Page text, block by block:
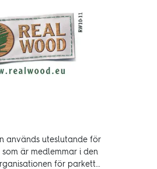
används uteslutande för
är medlemmar i den
för parkett